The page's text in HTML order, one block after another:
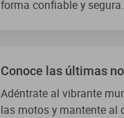
forma confiable y segura.
Conoce las últimas
Adéntrate al vibrante
las motos y mantente al